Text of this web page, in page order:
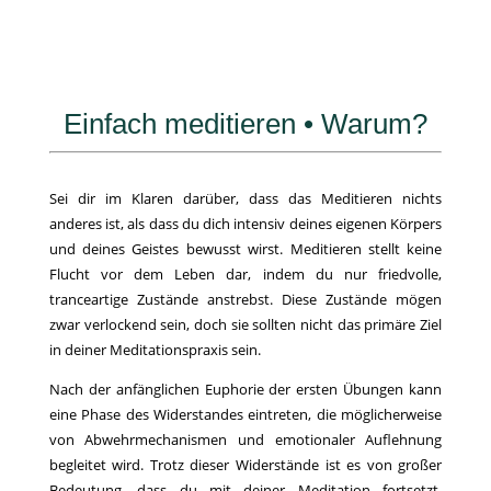
Einfach meditieren • Warum?
Sei dir im Klaren darüber, dass das Meditieren nichts
anderes ist, als dass du dich intensiv deines eigenen Körpers
und deines Geistes bewusst wirst. Meditieren stellt keine
Flucht vor dem Leben dar, indem du nur friedvolle,
tranceartige Zustände anstrebst. Diese Zustände mögen
zwar verlockend sein, doch sie sollten nicht das primäre Ziel
in deiner Meditationspraxis sein.
Nach der anfänglichen Euphorie der ersten Übungen kann
eine Phase des Widerstandes eintreten, die möglicherweise
von Abwehrmechanismen und emotionaler Auflehnung
begleitet wird. Trotz dieser Widerstände ist es von großer